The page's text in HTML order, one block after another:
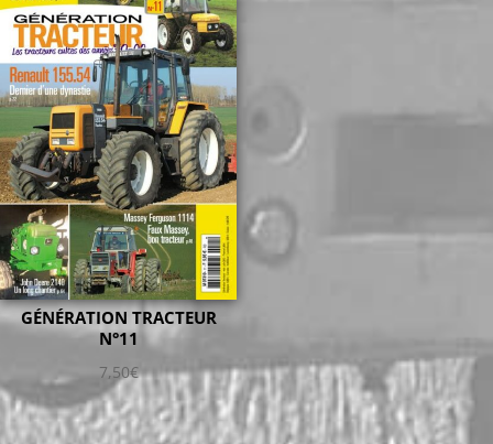
GÉNÉRATION TRACTEUR
N°11
7,50€